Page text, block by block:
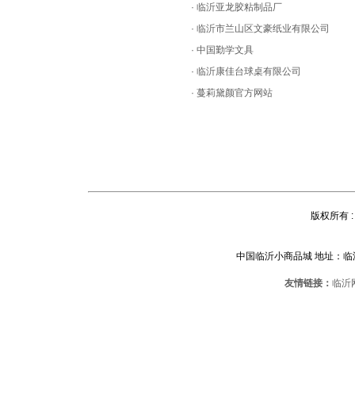
· 临沂亚龙胶粘制品厂
· 临沂市兰山区文豪纸业有限公司
· 中国勤学文具
· 临沂康佳台球桌有限公司
· 蔓莉黛颜官方网站
版权所有
中国临沂小商品城 地址：
友情链接：临沂